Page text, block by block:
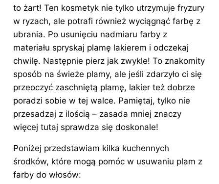
to żart! Ten kosmetyk nie tylko utrzymuje fryzury
w ryzach, ale potrafi również wyciągnąć farbę z
ubrania. Po usunięciu nadmiaru farby z
materiału spryskaj plamę lakierem i odczekaj
chwilę. Następnie pierz jak zwykle! To znakomity
sposób na świeże plamy, ale jeśli zdarzyło ci się
przeoczyć zaschniętą plamę, lakier też dobrze
poradzi sobie w tej walce. Pamiętaj, tylko nie
przesadzaj z ilością – zasada mniej znaczy
więcej tutaj sprawdza się doskonale!
Poniżej przedstawiam kilka kuchennych
środków, które mogą pomóc w usuwaniu plam z
farby do włosów: